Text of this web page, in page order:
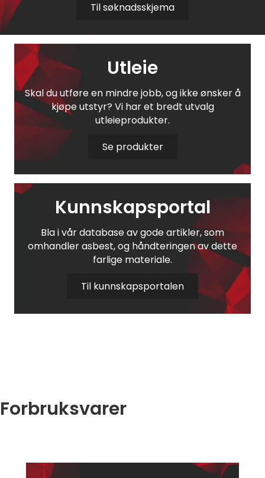
Til søknadsskjema
Utleie
Skal du utføre en mindre jobb, og ikke ønsker å
kjøpe utstyr? Vi har et bredt utvalg
utleieprodukter.
Se produkter
Kunnskapsportal
Bla i vår database av gode artikler, som
omhandler asbest, og håndteringen av dette
farlige materiale.
Til kunnskapsportalen
Forbruksvarer